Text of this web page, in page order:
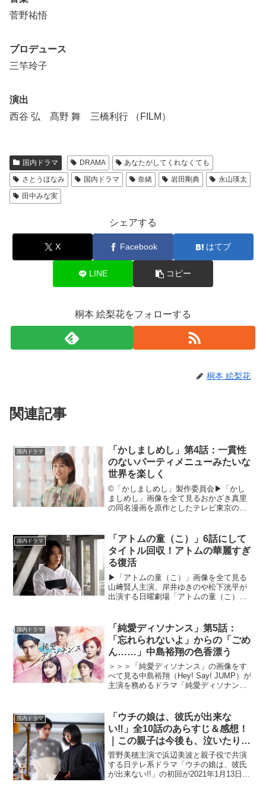
菅野祐悟
プロデュース
三竿玲子
演出
西谷 弘 髙野 舞 三橋利行 （FILM）
国内ドラマ DRAMA
あなたがしてくれなくても
さとうほなみ
国内ドラマ 奈緒 岩田剛典
永山瑛太
田中みな実
シェアする
X Facebook はてブ
LINE コピー
桐本 絵梨花をフォローする
桐本 絵梨花
関連記事
国内ドラマ
「かしましめし」第4話：一貫性
のないパーティメニューみたいな
世界を楽しく
©「かしましめし」製作委員会▶︎「かし
ましめし」画像を全て見るおかざき真里
の同名漫画を原作としたテレビ東京のグ
演じる、人生につまずいたアラサー男女3
人がどんな日も美味し...
国内ドラマ
「アトムの童（こ）」6話にして
タイトル回収！アトムの華麗すぎ
る復活
▶︎「アトムの童（こ）」画像を全て見る
山﨑賢人主演、岸井ゆきのや松下洸平が
出演する日曜劇場「アトムの童（こ）」
た）は、凄腕の若きゲームクリエイタ
ー。とある事件を...
国内ドラマ
「純愛ディソナンス」第5話：
「忘れられないよ」からの「ごめ
ん……」中島裕翔の色香漂う
＞＞＞「純愛ディソナンス」の画像をす
べて見る中島裕翔（Hey! Say! JUMP）が
主演を務めるドラマ「純愛ディソナン
とする本作。高校を舞台にした第1部と
大...
国内ドラマ
「ウチの娘は、彼氏が出来な
い‼」全10話のあらすじ＆感想！
｜この親子は今後も、泣いたり笑
ったりしながら共に成長していく
んだろうな
菅野美穂主演で浜辺美波と親子役で共演
する日テレ系ドラマ「ウチの娘は、彼氏
が出来ない!!」の初回が2021年1月13日に